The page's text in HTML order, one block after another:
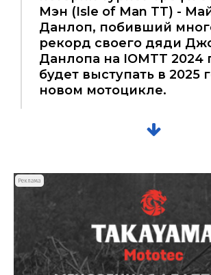
Мэн (Isle of Man TT) -
Данлоп, побивший
рекорд своего дяди
Данлопа на IOMTT 2024
будет выступать в 2025
новом мотоцикле.
Реклама